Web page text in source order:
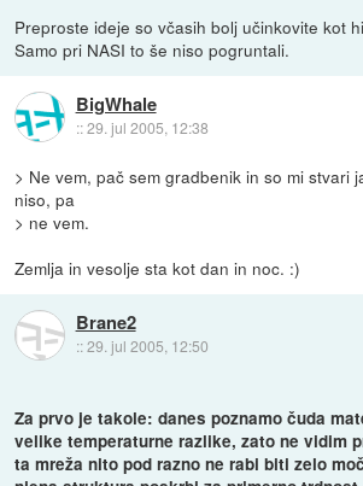
Preproste ideje so včasih bolj učinkovite kot
Samo pri NASI to še niso pogruntali.
BigWhale
::29. jul 2005, 12:38
> Ne vem, pač sem gradbenik in so mi stvari
niso, pa
> ne vem.
Zemlja in vesolje sta kot dan in noc. :)
Brane2
::29. jul 2005, 12:50
Za prvo je takole: danes poznamo čuda
velike temperaturne razlike, zato ne vidim
ta mreža nito pod razno ne rabi biti zelo